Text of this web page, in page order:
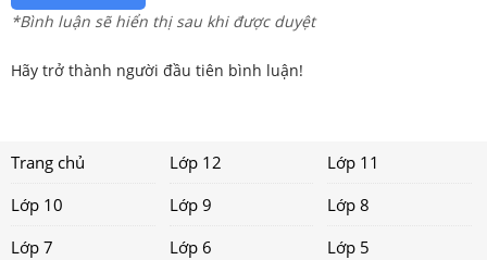
*Bình luận sẽ hiển thị sau khi được duyệt
Hãy trở thành người đầu tiên bình luận!
Trang chủ Lớp 12
Lớp 11
Lớp 10
Lớp 9
Lớp 8
Lớp 7
Lớp 6
Lớp 5